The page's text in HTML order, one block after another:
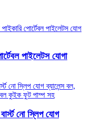
পাইলেটস যোগা
নো স্লিপ যোগ